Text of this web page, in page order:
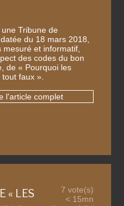
Tribune de
du 18 mars 2018,
mesuré et informatif,
des codes du bon
de « Pourquoi les
faux ».
l'article complet
« LES
7 vote(s)
< 15mn